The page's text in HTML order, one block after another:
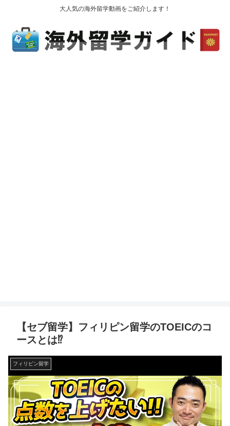
大人気の海外留学動画をご紹介します！
【セブ留学】フィリピン留学のTOEICのコ
ースとは⁉︎
フィリピン留学